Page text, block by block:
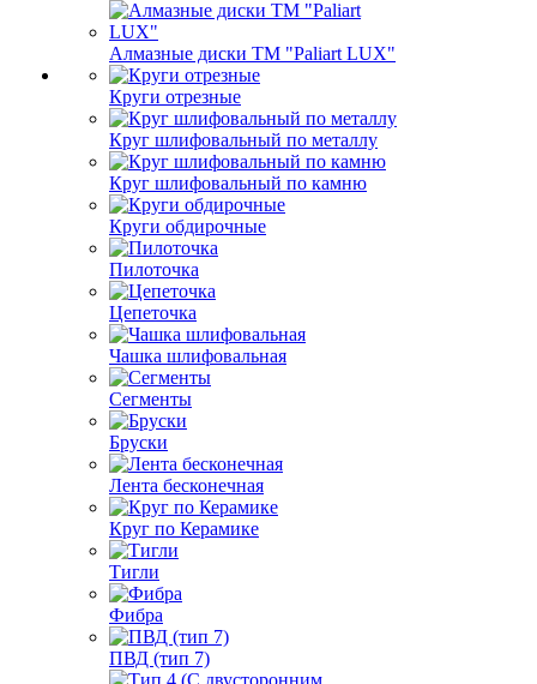
Алмазные диски ТМ "Paliart LUX"
Круги отрезные
Круг шлифовальный по металлу
Круг шлифовальный по камню
Круги обдирочные
Пилоточка
Цепеточка
Чашка шлифовальная
Сегменты
Бруски
Лента бесконечная
Круг по Керамике
Тигли
Фибра
ПВД (тип 7)